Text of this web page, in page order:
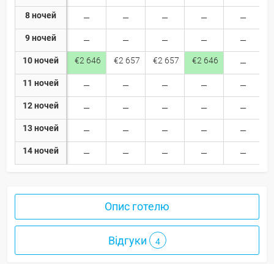
8 ночей
9 ночей
10 ночей
11 ночей
12 ночей
13 ночей
14 ночей
€2 646 €2 657 €2 657 €2 646
Опис готелю
Відгуки 4